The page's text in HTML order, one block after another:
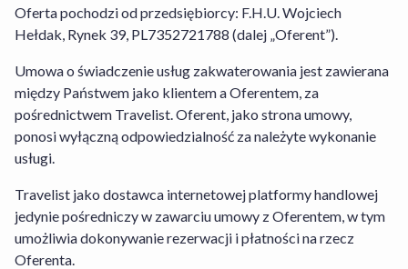
odpowiedzialną za prawidłowe wykonanie
umowy w odniesieniu do rezerwacji
Organizator turystyki w przypadku
rezerwacji Usługi Hotel+Lot, których
dane znajdziesz w sekcji Informacja dla
konsumentów. W odniesieniu do
Środków i Kart Podarunkowych,
Regulamin Usługi Zakwaterowania oraz
Warunki Rezygnacji. W odniesieniu do
Oferta pochodzi od przedsiębiorcy: F.H.U. Wojciech
Hełdak, Rynek 39, PL7352721788 (dalej „Oferent”).
Umowa o świadczenie usług zakwaterowania jest zawierana
między Państwem jako klientem a Oferentem, za
pośrednictwem Travelist. Oferent, jako strona umowy,
ponosi wyłączną odpowiedzialność za należyte wykonanie
usługi.
Travelist jako dostawca internetowej platformy handlowej
jedynie pośredniczy w zawarciu umowy z Oferentem, w tym
umożliwia dokonywanie rezerwacji i płatności na rzecz
Oferenta.